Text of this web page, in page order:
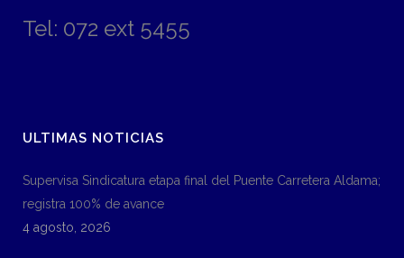
Tel: 072 ext 5455
ULTIMAS NOTICIAS
Supervisa Sindicatura etapa final del Puente Carretera Aldama;
registra 100% de avance
4 agosto, 2026